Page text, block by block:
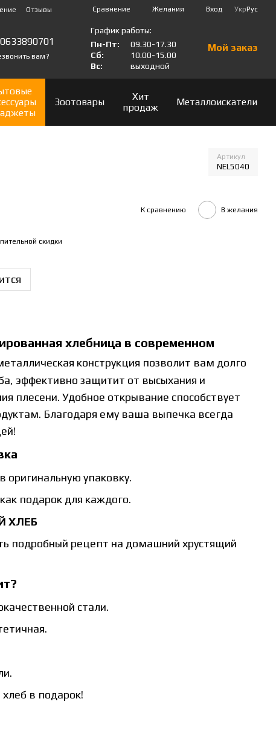
Отзывы Сравнение Желания Вход УкрРус
вам?
График работы:
Пн-Пт:
09.30-17.30
Сб:
10.00-15.00
Вс:
выходной
Мой заказ
Зоотовары
Хит
продаж
Металлоискатели
Артикул
NEL5040
К сравнению В желания
скидки
хлебница в современном
конструкция позволит вам долго
эффективно защитит от высыхания и
плесени. Удобное открывание способствует
Благодаря ему ваша выпечка всегда
оригинальную упаковку.
подарок для каждого.
ХЛЕБ
подробный рецепт на домашний хрустящий
стали.
в подарок!